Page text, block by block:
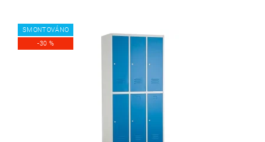
SMONTOVÁNO
-30 %